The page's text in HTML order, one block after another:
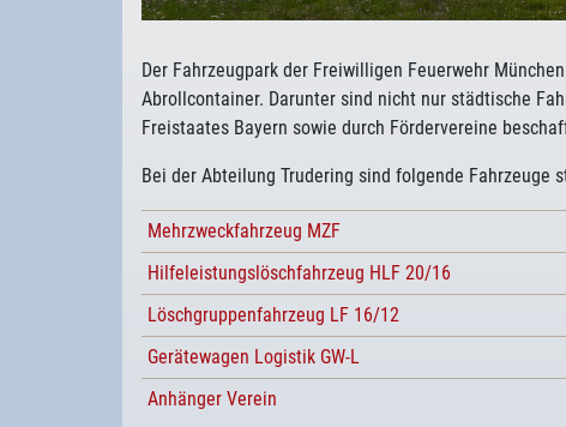
Der Fahrzeugpark der Freiwilligen Feuerwehr
Abrollcontainer. Darunter sind nicht nur städtische
Freistaates Bayern sowie durch Fördervereine
Bei der Abteilung Trudering sind folgende Fahrzeuge
Mehrzweckfahrzeug MZF
Hilfeleistungslöschfahrzeug HLF 20/16
Löschgruppenfahrzeug LF 16/12
Gerätewagen Logistik GW-L
Anhänger Verein